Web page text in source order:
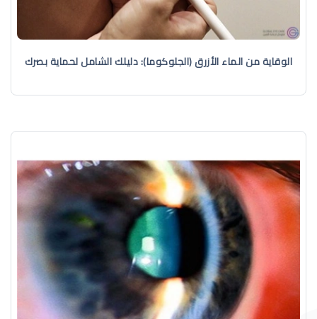
الوقاية من الماء الأزرق (الجلوكوما): دليلك الشامل لحماية بصرك